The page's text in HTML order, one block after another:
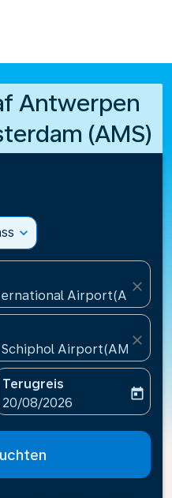
Antwerpen
(AMS)
expand_more
Airport(ANR),
close
Airport(AMS),
close
aria-label
Terugreis
fc-booking-return-date-
20/08/2026
today